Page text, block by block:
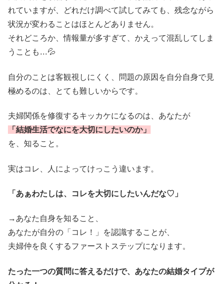
れていますが、どれだけ調べて試してみても、残念ながら
状況が変わることはほとんどありません。
それどころか、情報量が多すぎて、かえって混乱してしま
うことも…💦
自分のことは客観視しにくく、問題の原因を自分自身で見
極めるのは、とても難しいからです。
夫婦関係を修復するキッカケになるのは、あなたが
「結婚生活でなにを大切にしたいのか」
を、知ること。
実はコレ、人によってけっこう違います。
「あぁわたしは、コレを大切にしたいんだな♡」
→あなた自身を知ること、
あなたが自分の「コレ！」を認識することが、
夫婦仲を良くするファーストステップになります。
たった一つの質問に答えるだけで、あなたの結婚タイプが